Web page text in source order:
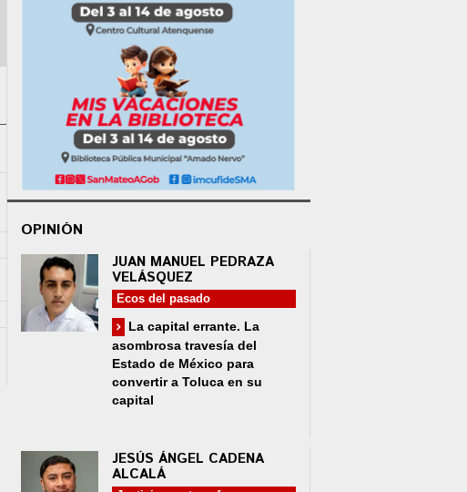
OPINIÓN
JUAN MANUEL PEDRAZA
VELÁSQUEZ
Ecos del pasado
La capital errante. La
asombrosa travesía del
Estado de México para
convertir a Toluca en su
capital
JESÚS ÁNGEL CADENA
ALCALÁ